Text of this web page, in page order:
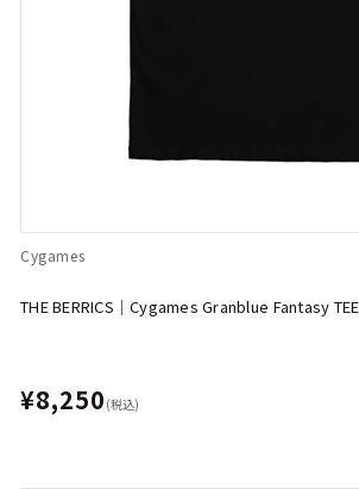
Cygames
THE BERRICS｜Cygames Granblue Fantasy
¥8,250 (税込)